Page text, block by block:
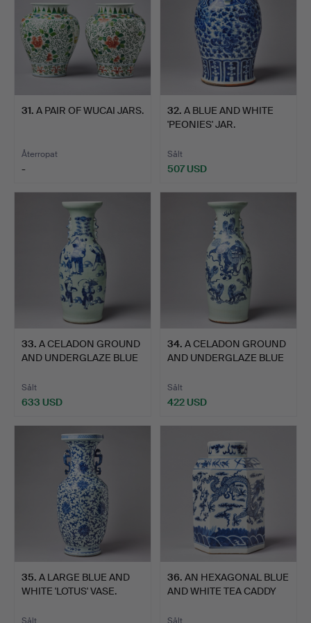
31. A PAIR OF WUCAI JARS.
Återropat
-
32. A BLUE AND WHITE
'PEONIES' JAR.
Sålt
507 USD
33. A CELADON GROUND
AND UNDERGLAZE BLUE
Sålt
633 USD
34. A CELADON GROUND
AND UNDERGLAZE BLUE
Sålt
422 USD
35. A LARGE BLUE AND
WHITE 'LOTUS' VASE.
36. AN HEXAGONAL BLUE
AND WHITE TEA CADDY